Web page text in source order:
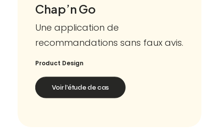
Chap’n Go
Une application de
recommandations sans faux avis.
Product Design
Voir l'étude de cas